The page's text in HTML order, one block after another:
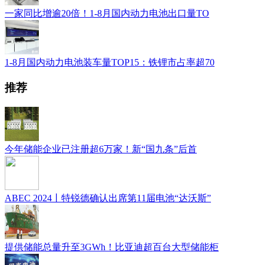
一家同比增逾20倍！1-8月国内动力电池出口量TO
1-8月国内动力电池装车量TOP15：铁锂市占率超70
推荐
今年储能企业已注册超6万家！新“国九条”后首
ABEC 2024丨特锐德确认出席第11届电池“达沃斯”
提供储能总量升至3GWh！比亚迪超百台大型储能柜